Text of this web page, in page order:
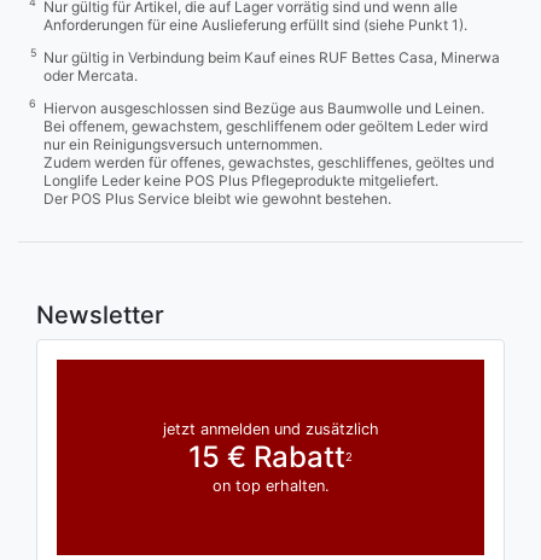
Nur gültig für Artikel, die auf Lager vorrätig sind und wenn alle
Anforderungen für eine Auslieferung erfüllt sind (siehe Punkt 1).
5
Nur gültig in Verbindung beim Kauf eines RUF Bettes Casa, Minerwa
oder Mercata.
6
Hiervon ausgeschlossen sind Bezüge aus Baumwolle und Leinen.
Bei offenem, gewachstem, geschliffenem oder geöltem Leder wird
nur ein Reinigungsversuch unternommen.
Zudem werden für offenes, gewachstes, geschliffenes, geöltes und
Longlife Leder keine POS Plus Pflegeprodukte mitgeliefert.
Der POS Plus Service bleibt wie gewohnt bestehen.
Newsletter
jetzt anmelden und zusätzlich
15 € Rabatt2
on top erhalten.